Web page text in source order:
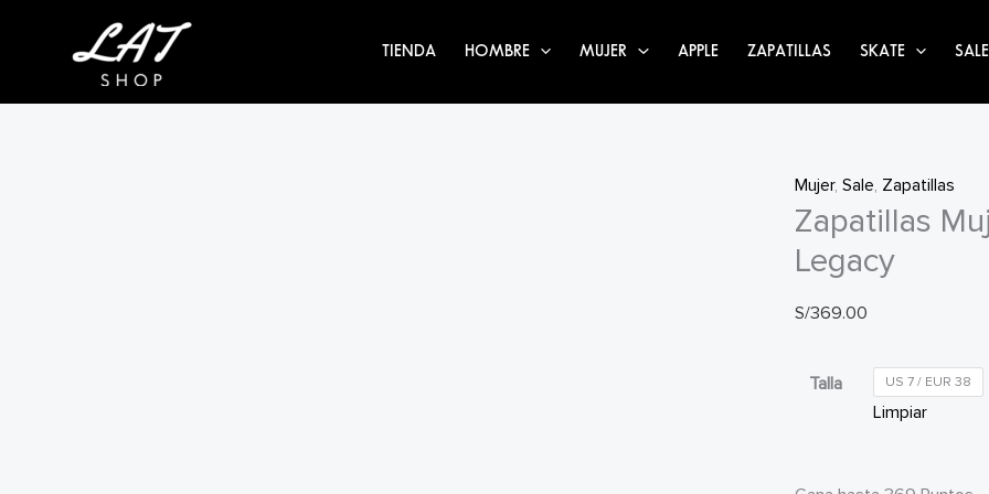
TIENDA HOMBRE MUJER APPLE ZAPATILLAS SKATE SALE
Mujer, Sale, Zapatillas
Zapatillas
Legacy
S/369.00
Talla US 7 / EUR 38
Limpiar